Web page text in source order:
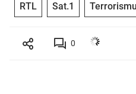
RTL Sat.1
0